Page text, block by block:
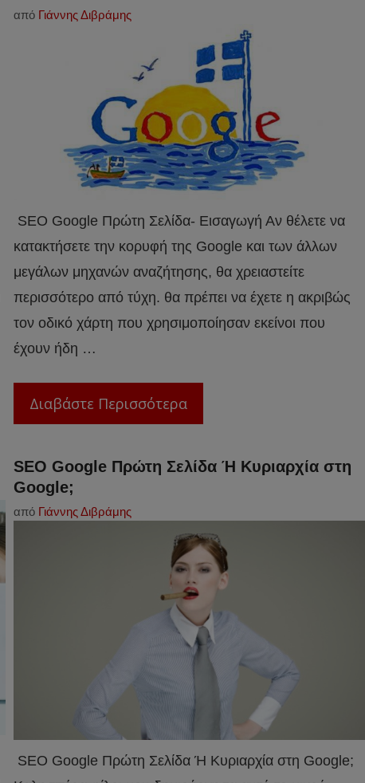
από Γιάννης Διβράμης
SEO Google Πρώτη Σελίδα- Εισαγωγή Αν θέλετε να
κατακτήσετε την κορυφή της Google και των άλλων
μεγάλων μηχανών αναζήτησης, θα χρειαστείτε
περισσότερο από τύχη. θα πρέπει να έχετε η ακριβώς
τον οδικό χάρτη που χρησιμοποίησαν εκείνοι που
έχουν ήδη …
Διαβάστε Περισσότερα
SEO Google Πρώτη Σελίδα Ή Κυριαρχία στη
Google;
από Γιάννης Διβράμης
SEO Google Πρώτη Σελίδα Ή Κυριαρχία στη Google;